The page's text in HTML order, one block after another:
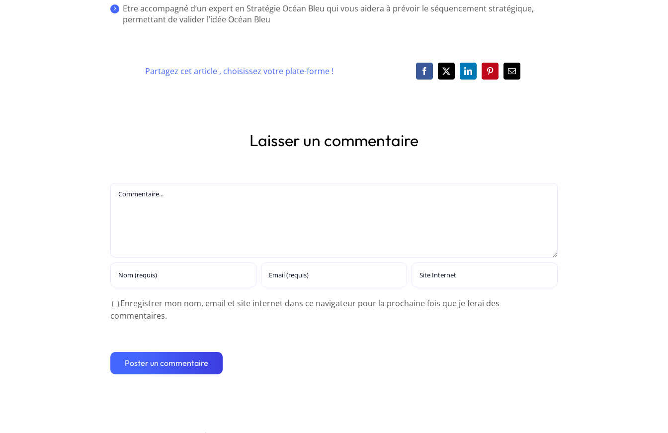
Etre accompagné d’un expert en Stratégie Océan Bleu qui vous aidera à prévoir le séquencement stratégique,
permettant de valider l’idée Océan Bleu
Partagez cet article , choisissez votre plate-forme !
Laisser un commentaire
Enregistrer mon nom, email et site internet dans ce navigateur pour la prochaine fois que je ferai des
commentaires.